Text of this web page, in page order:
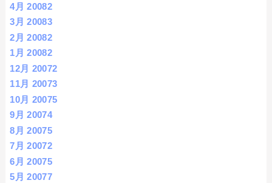
4月 20082
3月 20083
2月 20082
1月 20082
12月 20072
11月 20073
10月 20075
9月 20074
8月 20075
7月 20072
6月 20075
5月 20077